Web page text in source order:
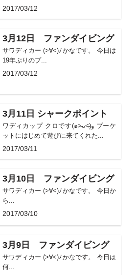
2017/03/12
3月12日 ファンダイビング
サワディカー (>∀<)ﾉかなです。 今日は
19年ぶりのプ...
2017/03/12
3月11日 シャークポイント
ワディカップ クロです(๑˃̵ᴗ˂̵)و プーケ
ットにはじめて遊びに来てくれた...
2017/03/11
3月10日 ファンダイビング
サワディカー (>∀<)ﾉかなです。 今日か
ら...
2017/03/10
3月9日 ファンダイビング
サワディカー (>∀<)ﾉかなです。 今日は
何...